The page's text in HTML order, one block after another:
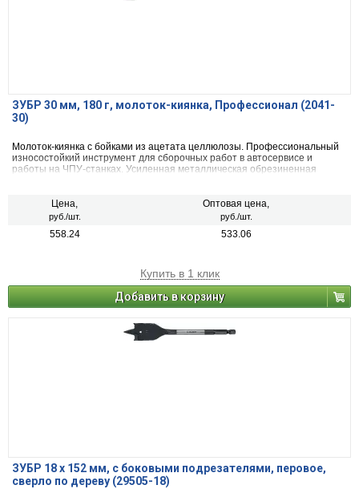
ЗУБР 30 мм, 180 г, молоток-киянка, Профессионал (2041-
30)
Молоток-киянка с бойками из ацетата целлюлозы. Профессиональный
износостойкий инструмент для сборочных работ в автосервисе и
работы на ЧПУ-станках. Усиленная металлическая обрезиненная
Цена,
руб./шт.
Оптовая цена,
руб./шт.
558.24 533.06
Купить в 1 клик
Добавить в корзину
ЗУБР 18 x 152 мм, с боковыми подрезателями, перовое,
cверло по дереву (29505-18)